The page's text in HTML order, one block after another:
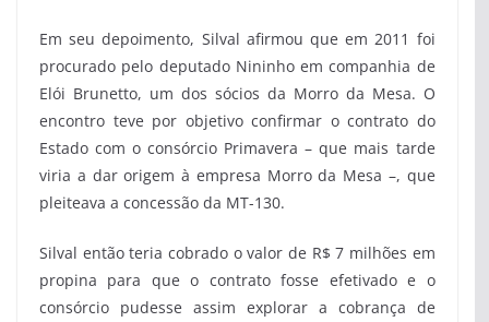
Em seu depoimento, Silval afirmou que em 2011 foi
procurado pelo deputado Nininho em companhia de
Elói Brunetto, um dos sócios da Morro da Mesa. O
encontro teve por objetivo confirmar o contrato do
Estado com o consórcio Primavera – que mais tarde
viria a dar origem à empresa Morro da Mesa –, que
pleiteava a concessão da MT-130.
Silval então teria cobrado o valor de R$ 7 milhões em
propina para que o contrato fosse efetivado e o
consórcio pudesse assim explorar a cobrança de